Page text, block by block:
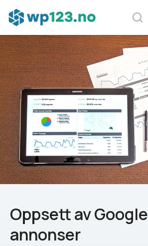
Oppsett av Google
annonser